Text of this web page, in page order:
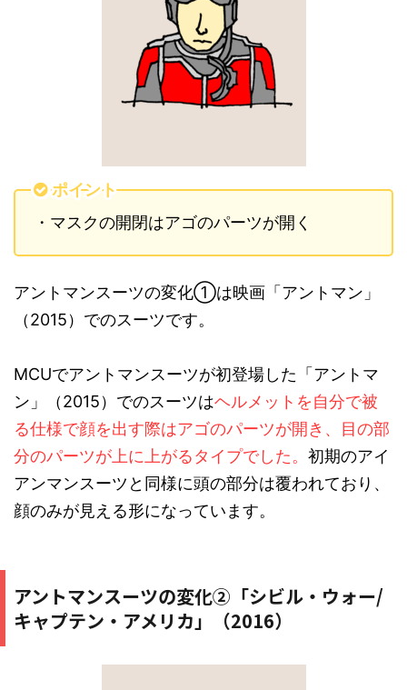
ポイント
・ マスクの開閉はアゴのパーツが開く
アントマンスーツの変化①は映画「アントマン」
（2015）でのスーツです。
MCUでアントマンスーツが初登場した「アントマ
ン」（2015）でのスーツはヘルメットを自分で被
る仕様で顔を出す際はアゴのパーツが開き、目の部
分のパーツが上に上がるタイプでした。 初期のアイ
アンマンスーツと同様に頭の部分は覆われており、
顔のみが見える形になっています。
アントマンスーツの変化②「シビル・ウォー/
キャプテン・アメリカ」（2016）